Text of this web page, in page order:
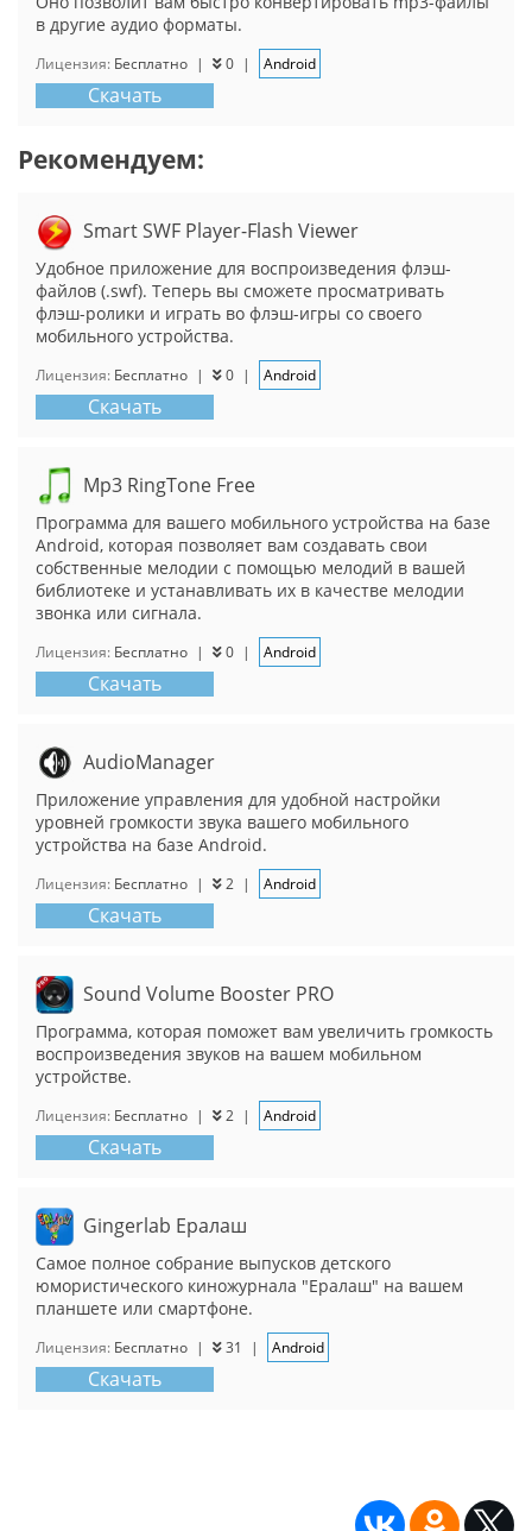
в другие аудио форматы.
Лицензия: Бесплатно | 0 | Android
Скачать
Рекомендуем:
Smart SWF Player-Flash Viewer
Удобное приложение для воспроизведения флэш-
файлов (.swf). Теперь вы сможете просматривать
флэш-ролики и играть во флэш-игры со своего
мобильного устройства.
Лицензия: Бесплатно | 0 | Android
Скачать
Mp3 RingTone Free
Программа для вашего мобильного устройства на базе
Android, которая позволяет вам создавать свои
собственные мелодии с помощью мелодий в вашей
библиотеке и устанавливать их в качестве мелодии
звонка или сигнала.
Лицензия: Бесплатно | 0 | Android
Скачать
AudioManager
Приложение управления для удобной настройки
уровней громкости звука вашего мобильного
устройства на базе Android.
Лицензия: Бесплатно | 2 | Android
Скачать
Sound Volume Booster PRO
Программа, которая поможет вам увеличить громкость
воспроизведения звуков на вашем мобильном
устройстве.
Лицензия: Бесплатно | 2 | Android
Скачать
Gingerlab Ералаш
Самое полное собрание выпусков детского
юмористического киножурнала "Ералаш" на вашем
планшете или смартфоне.
Лицензия: Бесплатно | 31 | Android
Скачать